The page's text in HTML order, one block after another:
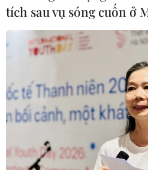
tích sau vụ sóng cuốn ở